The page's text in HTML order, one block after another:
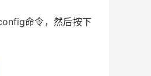
命令，然后按下